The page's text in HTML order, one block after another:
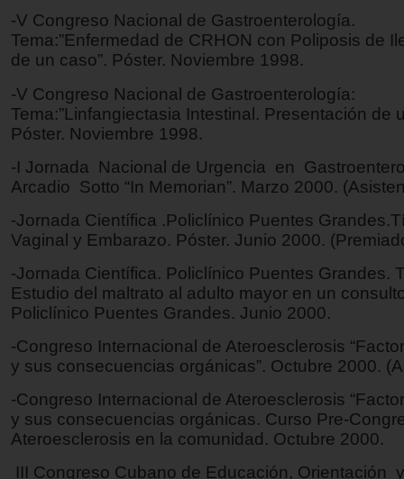
-V Congreso Nacional de Gastroenterología.
Tema:”Enfermedad de CRHON con Poliposis de
de un caso”. Póster. Noviembre 1998.
-V Congreso Nacional de Gastroenterología:
Tema:”Linfangiectasia Intestinal. Presentación de
Póster. Noviembre 1998.
-I Jornada Nacional de Urgencia en
Arcadio Sotto “In Memorian”. Marzo 2000.
-Jornada Científica .Policlínico Puentes
Vaginal y Embarazo. Póster. Junio 2000.
-Jornada Científica. Policlínico Puentes Grandes.
Estudio del maltrato al adulto mayor en un
Policlínico Puentes Grandes. Junio 2000.
-Congreso Internacional de Ateroesclerosis
y sus consecuencias orgánicas”. Octubre 2000.
-Congreso Internacional de Ateroesclerosis
y sus consecuencias orgánicas. Curso Pre-
Ateroesclerosis en la comunidad. Octubre 2000.
III Congreso Cubano de Educación, Orientación